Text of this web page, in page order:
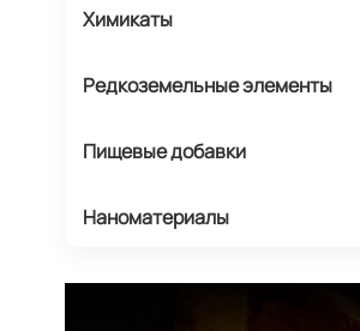
Химикаты
Редкоземельные элементы
Пищевые добавки
Наноматериалы